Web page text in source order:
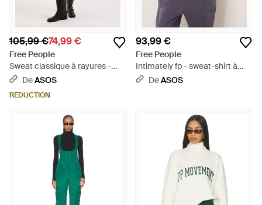
105,99 €74,99 €
Free People
Sweat classique à rayures -
marron/bleu - Multicolore
DeASOS
RÉDUCTION
93,99 €
Free People
Intimately fp - sweat-shirt à
enfiler - bleu marine - Violet
DeASOS